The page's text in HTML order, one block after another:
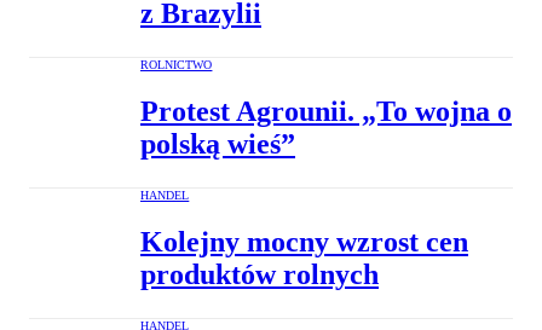
z Brazylii
ROLNICTWO
Protest Agrounii. „To wojna o
polską wieś”
HANDEL
Kolejny mocny wzrost cen
produktów rolnych
HANDEL